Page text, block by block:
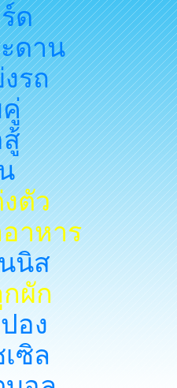
ด
ดาน
รถ
ตัว
าหาร
นิส
ผัก
อง
ซิล